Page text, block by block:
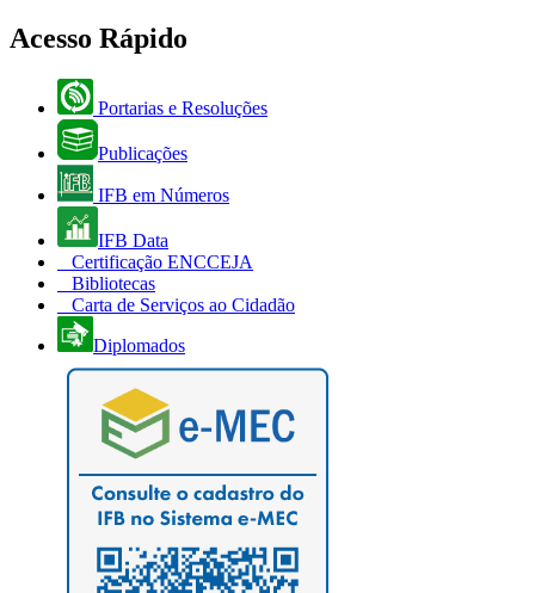
Acesso Rápido
Portarias e Resoluções
Publicações
IFB em Números
IFB Data
Certificação ENCCEJA
Bibliotecas
Carta de Serviços ao Cidadão
Diplomados